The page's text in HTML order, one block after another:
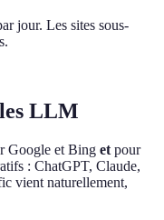
jour. Les sites sous-
les LLM
Google et Bing et pour
: ChatGPT, Claude,
vient naturellement,